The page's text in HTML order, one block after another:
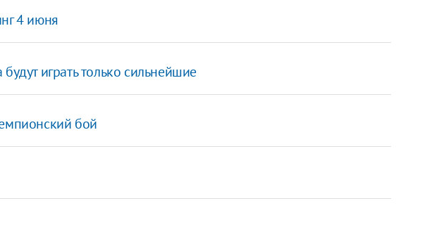
4 июня
играть только сильнейшие
бой